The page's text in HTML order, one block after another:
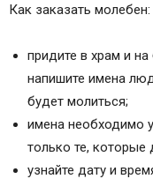
Как заказать молебен:
придите в храм и
напишите имена
будет молиться;
имена необходимо
только те,
узнайте дату и